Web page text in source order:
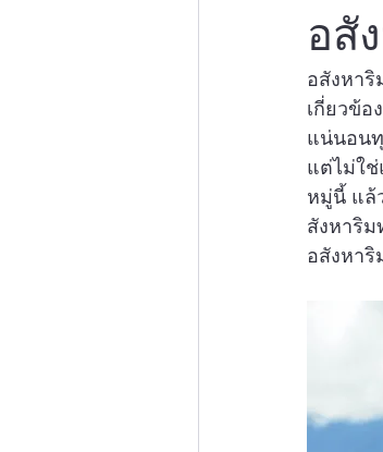
อสั
อสังหา
เกี่ยวข้อ
แน่นอน
แต่ไม่ใ
หมู่นี้ แล้
สังหาริ
อสังหาริ